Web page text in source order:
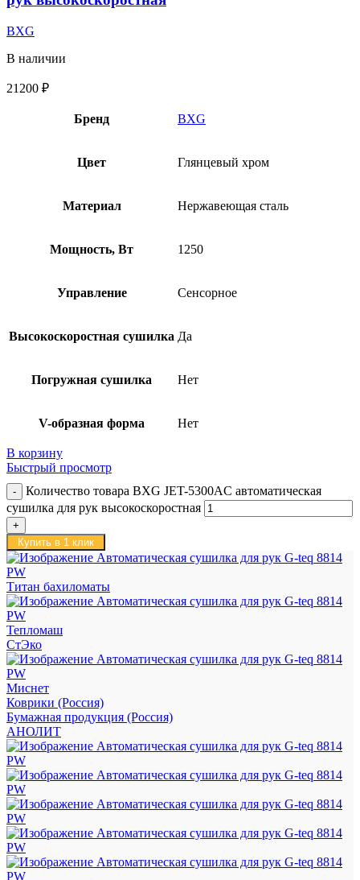
BXG
В наличии
21200 ₽
Бренд BXG
Цвет Глянцевый хром
Материал Нержавеющая сталь
Мощность, Вт 1250
Управление Сенсорное
Высокоскоростная сушилка Да
Погружная сушилка Нет
V-образная форма Нет
В корзину
Быстрый просмотр
Количество товара BXG JET-5300AC автоматическая
сушилка для рук высокоскоростная
Купить в 1 клик
Титан бахиломаты
Тепломаш
СтЭко
Миснет
Коврики (Россия)
Бумажная продукция (Россия)
АНОЛИТ